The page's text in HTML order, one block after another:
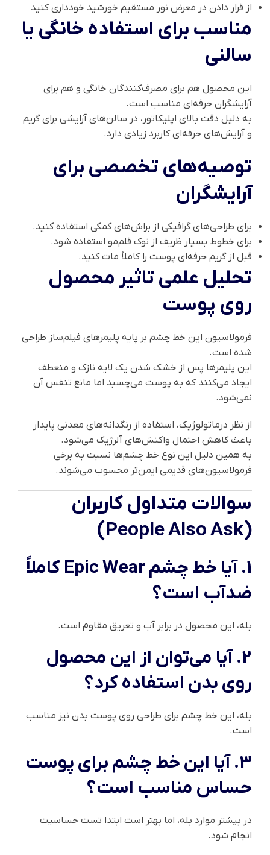
از قرار دادن در معرض نور مستقیم خورشید خودداری کنید
مناسب برای استفاده خانگی یا
سالنی
این محصول هم برای مصرف‌کنندگان خانگی و هم برای
آرایشگران حرفه‌ای مناسب است.
به دلیل دقت بالای اپلیکاتور، در سالن‌های آرایشی برای گریم
و آرایش‌های حرفه‌ای کاربرد زیادی دارد.
توصیه‌های تخصصی برای
آرایشگران
برای طراحی‌های گرافیکی از براش‌های کمکی استفاده کنید.
برای خطوط بسیار ظریف از نوک قلم‌مو استفاده شود.
قبل از گریم حرفه‌ای پوست را کاملاً مات کنید.
تحلیل علمی تاثیر محصول
روی پوست
فرمولاسیون این خط چشم بر پایه پلیمرهای فیلم‌ساز طراحی
شده است.
این پلیمرها پس از خشک شدن یک لایه نازک و منعطف
ایجاد می‌کنند که به پوست می‌چسبد اما مانع تنفس آن
نمی‌شود.
از نظر درماتولوژیک، استفاده از رنگدانه‌های معدنی پایدار
باعث کاهش احتمال واکنش‌های آلرژیک می‌شود.
به همین دلیل این نوع خط چشم‌ها نسبت به برخی
فرمولاسیون‌های قدیمی ایمن‌تر محسوب می‌شوند.
سوالات متداول کاربران
(People Also Ask)
1. آیا خط چشم Epic Wear کاملاً
ضدآب است؟
بله، این محصول در برابر آب و تعریق مقاوم است.
2. آیا می‌توان از این محصول
روی بدن استفاده کرد؟
بله، این خط چشم برای طراحی روی پوست بدن نیز مناسب
است.
3. آیا این خط چشم برای پوست
حساس مناسب است؟
در بیشتر موارد بله، اما بهتر است ابتدا تست حساسیت
انجام شود.